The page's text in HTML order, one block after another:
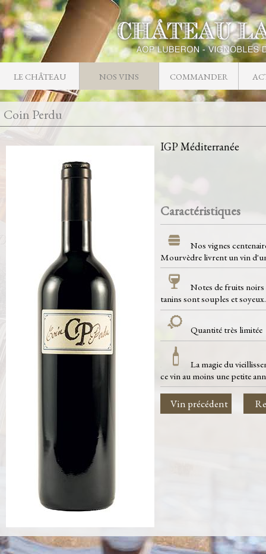
LE CHÂTEAU NOS VINS COMMANDER
Coin Perdu
IGP Méditerranée
Caractéristiques
Nos vignes
Mourvèdre livrent un vin
Notes de fruits noirs
tanins sont souples et soyeux.
Quantité très limitée
La magie du
ce vin au moins une petite